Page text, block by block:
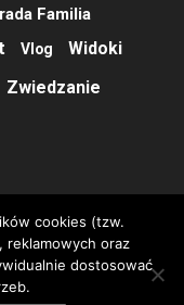
Familia
Vlog Widoki
Zwiedzanie
prywatności
cookies (tzw.
reklamowych oraz
dostosować